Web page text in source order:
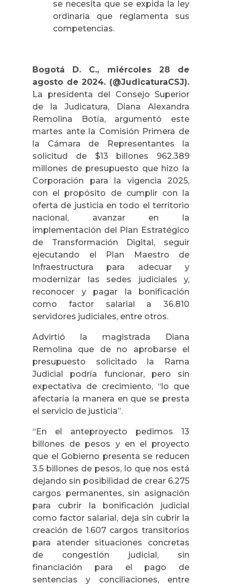
se necesita que se expida la ley
ordinaria que reglamenta sus
competencias.
Bogotá D. C., miércoles 28 de
agosto de 2024. (@JudicaturaCSJ).
La presidenta del Consejo Superior
de la Judicatura, Diana Alexandra
Remolina Botía, argumentó este
martes ante la Comisión Primera de
la Cámara de Representantes la
solicitud de $13 billones 962.389
millones de presupuesto que hizo la
Corporación para la vigencia 2025,
con el propósito de cumplir con la
oferta de justicia en todo el territorio
nacional, avanzar en la
implementación del Plan Estratégico
de Transformación Digital, seguir
ejecutando el Plan Maestro de
Infraestructura para adecuar y
modernizar las sedes judiciales y,
reconocer y pagar la bonificación
como factor salarial a 36.810
servidores judiciales, entre otros.
Advirtió la magistrada Diana
Remolina que de no aprobarse el
presupuesto solicitado la Rama
Judicial podría funcionar, pero sin
expectativa de crecimiento, “lo que
afectaría la manera en que se presta
el servicio de justicia”.
“En el anteproyecto pedimos 13
billones de pesos y en el proyecto
que el Gobierno presenta se reducen
3.5 billones de pesos, lo que nos está
dejando sin posibilidad de crear 6.275
cargos permanentes, sin asignación
para cubrir la bonificación judicial
como factor salarial, deja sin cubrir la
creación de 1.607 cargos transitorios
para atender situaciones concretas
de congestión judicial, sin
financiación para el pago de
sentencias y conciliaciones, entre